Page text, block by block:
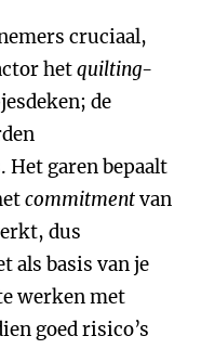
cruciaal,
hetquilting-
de
Het garen bepaalt
commitmentvan
dus
als basis van je
werken met
goed risico’s